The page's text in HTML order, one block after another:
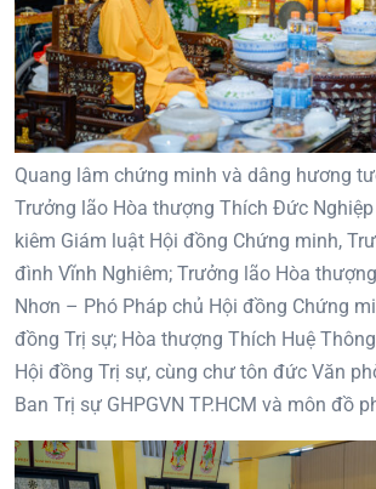
Quang lâm chứng minh và dâng hương
Trưởng lão Hòa thượng Thích Đức
kiêm Giám luật Hội đồng Chứng minh,
đình Vĩnh Nghiêm; Trưởng lão Hòa
Nhơn – Phó Pháp chủ Hội đồng Chứng
đồng Trị sự; Hòa thượng Thích Huệ
Hội đồng Trị sự, cùng chư tôn đức Văn
Ban Trị sự GHPGVN TP.HCM và môn đồ